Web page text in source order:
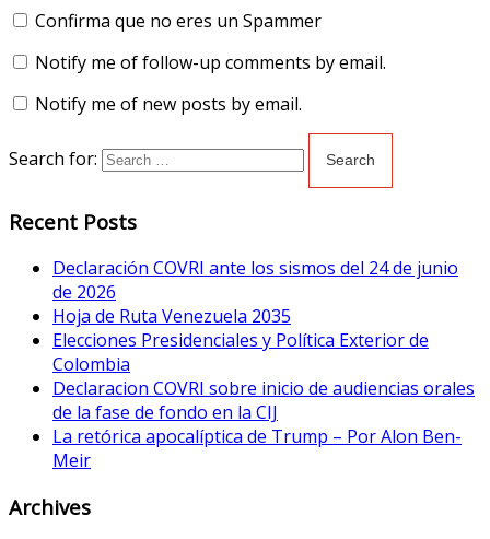
Confirma que no eres un Spammer
Notify me of follow-up comments by email.
Notify me of new posts by email.
Search for:
Recent Posts
Declaración COVRI ante los sismos del 24 de junio
de 2026
Hoja de Ruta Venezuela 2035
Elecciones Presidenciales y Política Exterior de
Colombia
Declaracion COVRI sobre inicio de audiencias orales
de la fase de fondo en la CIJ
La retórica apocalíptica de Trump – Por Alon Ben-
Meir
Archives